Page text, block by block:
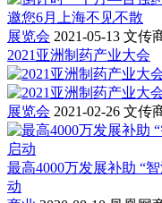
展览会 2021-05-13 文传
2021亚洲制药产业大会
展览会 2021-02-26 文传
最高4000万发展补助 “
动